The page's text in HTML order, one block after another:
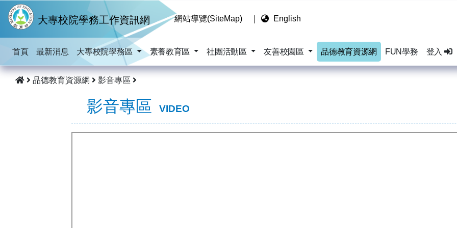
跳到主要內容
大專校院學務工作資訊網 網站導覽(SiteMap) English
首頁 最新消息 大專校院學務區 素養教育區 社團活動區 友善校園區 品德教育資源網 FUN學務 登入
品德教育資源網 影音專區
影音專區 VIDEO